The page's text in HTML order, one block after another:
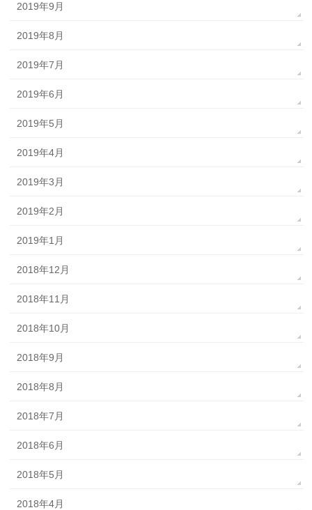
2019年9月
2019年8月
2019年7月
2019年6月
2019年5月
2019年4月
2019年3月
2019年2月
2019年1月
2018年12月
2018年11月
2018年10月
2018年9月
2018年8月
2018年7月
2018年6月
2018年5月
2018年4月